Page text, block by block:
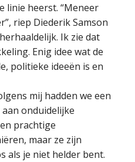
linie heerst. “Meneer
riep Diederik Samson
Ik zie dat
Enig idee wat de
politieke ideeën is en
mij hadden we een
onduidelijke
prachtige
maar ze zijn
als je niet helder bent.